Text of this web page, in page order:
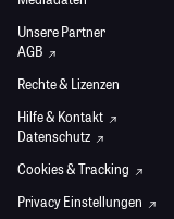
Unsere Partner
AGB
Rechte & Lizenzen
Hilfe & Kontakt
Datenschutz
Cookies & Tracking
Privacy Einstellungen